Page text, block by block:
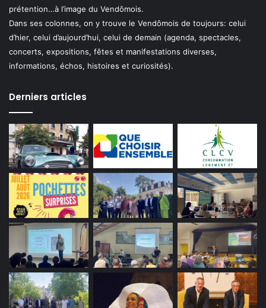
prétention…à l’image du Vendômois.
Dans ses colonnes, on y trouve le Vendômois de toujours: celui
d’hier, celui d’aujourd’hui, celui de demain (agenda, spectacles,
concerts, expositions, fêtes et manifestations diverses,
informations, échos, histoires et curiosités).
Derniers articles